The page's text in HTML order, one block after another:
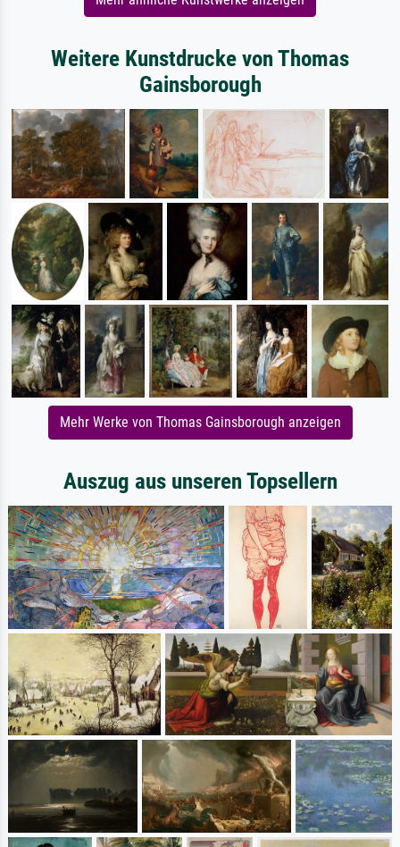
Weitere Kunstdrucke von Thomas
Gainsborough
Mehr Werke von Thomas Gainsborough anzeigen
Auszug aus unseren Topsellern